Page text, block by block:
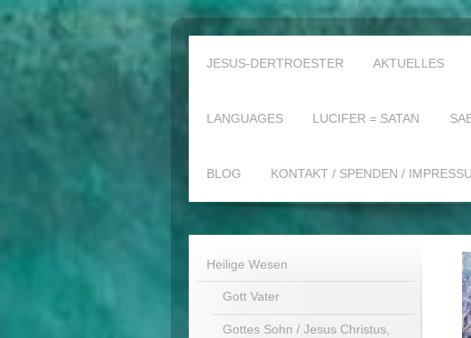
JESUS-DERTROESTER AKTUELLES
LANGUAGES LUCIFER = SATAN
BLOG KONTAKT / SPENDEN /
Heilige Wesen
Gott Vater
Gottes Sohn / Jesus Christus,